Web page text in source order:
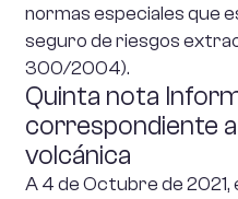
normas especiales que
seguro de riesgos
300/2004).
Quinta nota
correspondiente
volcánica
A 4 de Octubre de 2021,